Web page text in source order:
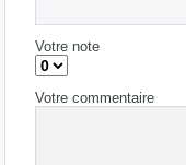
Votre note
Votre commentaire